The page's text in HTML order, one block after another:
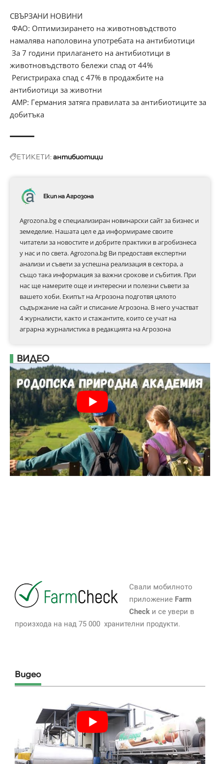
СВЪРЗАНИ НОВИНИ
ФАО: Оптимизирането на животновъдството
намалява наполовина употребата на антибиотици
За 7 години прилагането на антибиотици в
животновъдството бележи спад от 44%
Регистрираха спад с 47% в продажбите на
антибиотици за животни
АМР: Германия затяга правилата за антибиотиците за
добитъка
ЕТИКЕТИ:антибиотици
Екип на Агрозона
Agrozona.bg e специализиран новинарски сайт за бизнес и
земеделие. Нашата цел е да информираме своите
читатели за новостите и добрите практики в агробизнеса
у нас и по света. Agrozona.bg Ви предоставя експертни
анализи и съвети за успешна реализация в сектора, а
също така информация за важни срокове и събития. При
нас ще намерите още и интересни и полезни съвети за
вашето хоби. Екипът на Агрозона подготвя цялото
съдържание на сайт и списание Агрозона. В него участват
4 журналисти, както и стажантите, които се учат на
аграрна журналистика в редакцията на Агрозона
ВИДЕО
Свали мобилното
приложение Farm
Checkи се увери в
произхода на над 75 000 хранителни продукти.
Видео